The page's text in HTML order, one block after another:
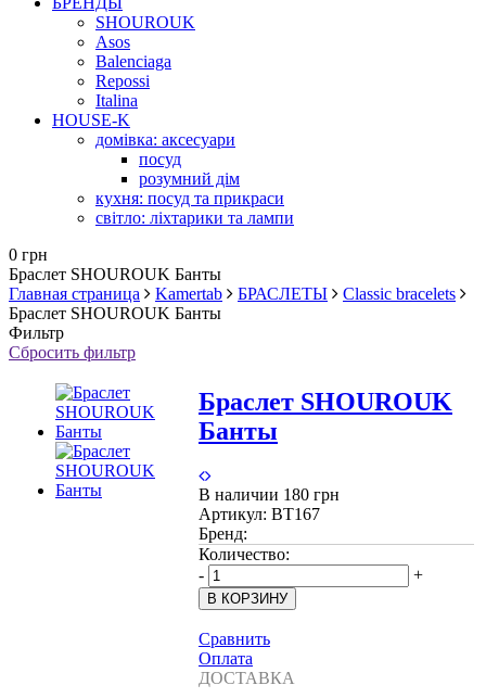
SHOUROUK
Asos
Balenciaga
Repossi
Italina
HOUSE-K
домівка: аксесуари
посуд
розумний дім
кухня: посуд та прикраси
світло: ліхтарики та лампи
0 грн
Браслет SHOUROUK Банты
Главная страница
Kamertab БРАСЛЕТЫ
Classic bracelets
Браслет SHOUROUK Банты
Фильтр
Сбросить фильтр
Браслет SHOUROUK
Банты
В наличии 180 грн
Артикул: BT167
Бренд:
Количество:
-
+
Сравнить
Оплата
ДОСТАВКА